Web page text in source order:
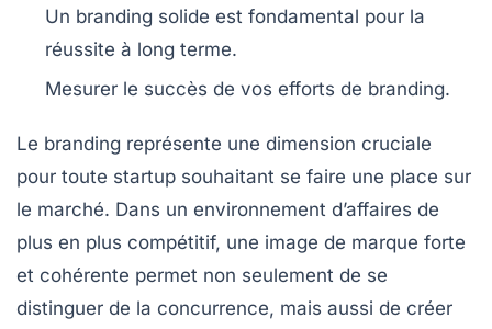
Un branding solide est fondamental pour la
réussite à long terme.
Mesurer le succès de vos efforts de branding.
Le branding représente une dimension cruciale
pour toute startup souhaitant se faire une place sur
le marché. Dans un environnement d’affaires de
plus en plus compétitif, une image de marque forte
et cohérente permet non seulement de se
distinguer de la concurrence, mais aussi de créer